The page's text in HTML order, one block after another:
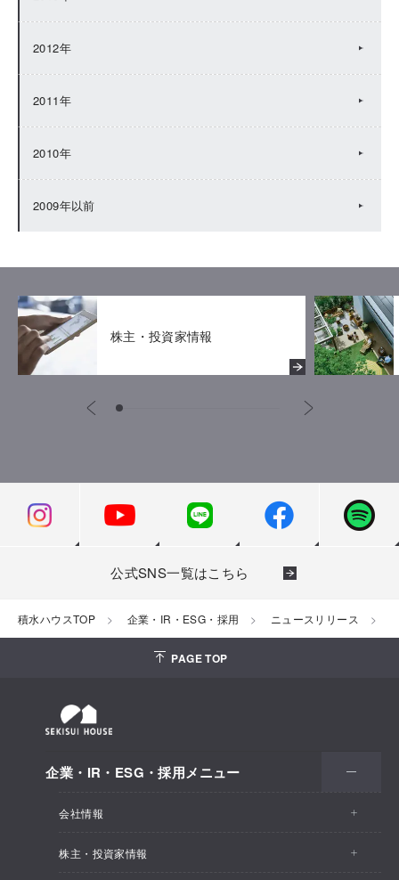
2012年
2011年
2010年
2009年以前
株主・投資家情報
公式SNS一覧はこちら
積水ハウスTOP 企業・IR・ESG・採用 ニュースリリース
PAGE TOP
企業・IR・ESG・採用メニュー
会社情報
会社情報トップ
株主・投資家情報